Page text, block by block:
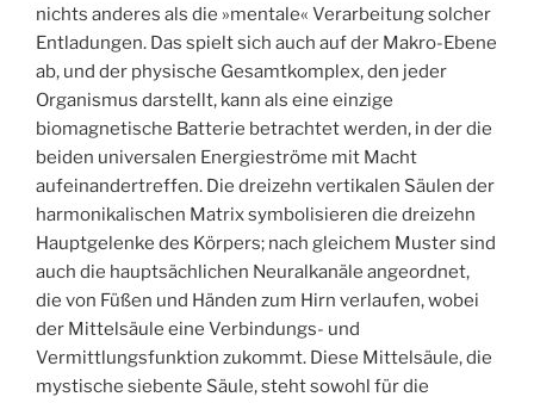
nichts anderes als die »mentale« Verarbeitung solcher
Entladungen. Das spielt sich auch auf der Makro-Ebene
ab, und der physische Gesamtkomplex, den jeder
Organismus darstellt, kann als eine einzige
biomagnetische Batterie betrachtet werden, in der die
beiden universalen Energieströme mit Macht
aufeinandertreffen. Die dreizehn vertikalen Säulen der
harmonikalischen Matrix symbolisieren die dreizehn
Hauptgelenke des Körpers; nach gleichem Muster sind
auch die hauptsächlichen Neuralkanäle angeordnet,
die von Füßen und Händen zum Hirn verlaufen, wobei
der Mittelsäule eine Verbindungs- und
Vermittlungsfunktion zukommt. Diese Mittelsäule, die
mystische siebente Säule, steht sowohl für die